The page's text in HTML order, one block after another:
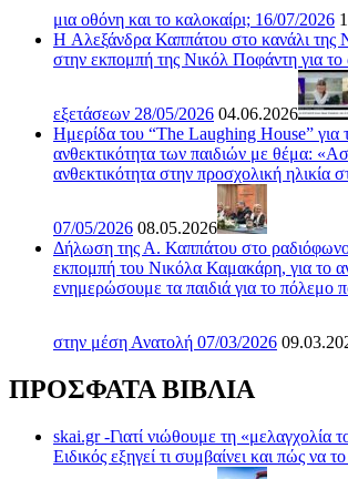
μια οθόνη και το καλοκαίρι; 16/07/2026
H Αλεξάνδρα Καππάτου στο κανάλι της
στην εκπομπή της Νικόλ Ποφάντη για το
εξετάσεων 28/05/2026 04.06.2026
Ημερίδα του “The Laughing House” για
ανθεκτικότητα των παιδιών με θέμα:
ανθεκτικότητα στην προσχολική ηλικία
07/05/2026 08.05.2026
Δήλωση της Α. Καππάτου στο
εκπομπή του Νικόλα Καμακάρη, για το αν
ενημερώσουμε τα παιδιά για το πόλεμο
στην μέση Ανατολή 07/03/2026
ΠΡΟΣΦΑΤΑ ΒΙΒΛΙΑ
skai.gr -Γιατί νιώθουμε τη «μελαγχολία
Ειδικός εξηγεί τι συμβαίνει και πώς να